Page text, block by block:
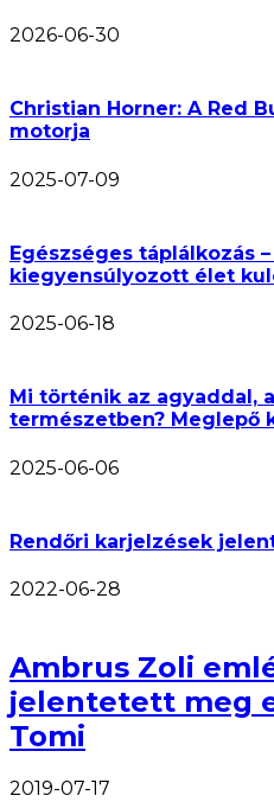
2026-06-30
Christian Horner: A Red
motorja
2025-07-09
Egészséges táplálkozás
kiegyensúlyozott élet
2025-06-18
Mi történik az agyaddal,
természetben? Meglepő
2025-06-06
Rendőri karjelzések
2022-06-28
Ambrus Zoli
jelentetett meg
Tomi
2019-07-17